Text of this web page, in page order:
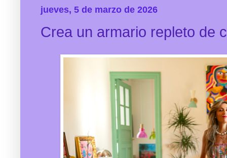
jueves, 5 de marzo de 2026
Crea un armario repleto de